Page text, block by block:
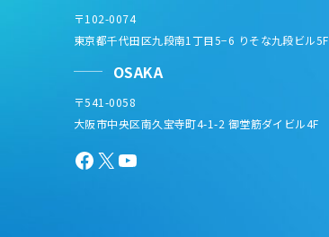
〒102-0074
東京都千代田区九段南1丁目5−6 りそな九段ビル5F
OSAKA
〒541-0058
大阪市中央区南久宝寺町4-1-2 御堂筋ダイビル4F
Facebook
X YouTube